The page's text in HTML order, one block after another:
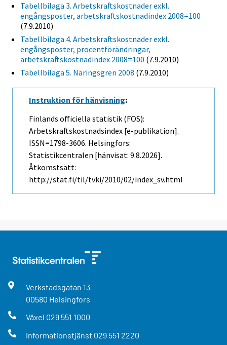
Tabellbilaga 3. Arbetskraftskostnader exkl.
engångsposter, arbetskraftskostnadindex 2008=100
(7.9.2010)
Tabellbilaga 4. Arbetskraftskostnader exkl.
engångsposter, procentförändringar,
arbetskraftskostnadindex 2008=100 (7.9.2010)
Tabellbilaga 5. Näringsgren 2008 (7.9.2010)
Instruktion för hänvisning:
Finlands officiella statistik (FOS):
Arbetskraftskostnadsindex [e-publikation].
ISSN=1798-3606. Helsingfors:
Statistikcentralen [hänvisat: 9.8.2026].
Åtkomstsätt:
http://stat.fi/til/tvki/2010/02/index_sv.html
Verkstadsgatan 13
00580 Helsingfors
Växel 029 551 1000
Informationstjänst 029 551 2220